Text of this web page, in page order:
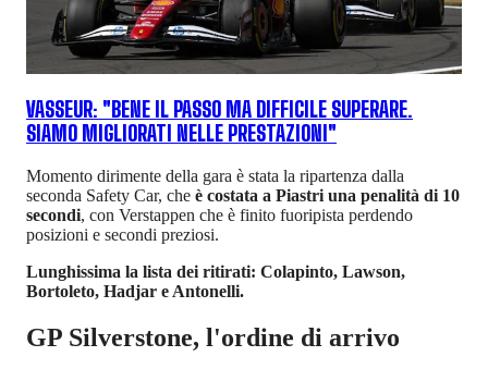
VASSEUR: "BENE IL PASSO MA DIFFICILE SUPERARE.
SIAMO MIGLIORATI NELLE PRESTAZIONI"
Momento dirimente della gara è stata la ripartenza dalla
seconda Safety Car, che è costata a Piastri una penalità di 10
secondi, con Verstappen che è finito fuoripista perdendo
posizioni e secondi preziosi.
Lunghissima la lista dei ritirati: Colapinto, Lawson,
Bortoleto, Hadjar e Antonelli.
GP Silverstone, l'ordine di arrivo